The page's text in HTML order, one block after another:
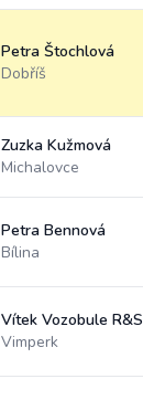
Petra Štochlová
Dobříš
Zuzka Kužmová
Michalovce
Petra Bennová
Bílina
Vítek Vozobule R&S
Vimperk